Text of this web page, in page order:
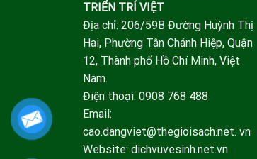
TRIỂN TRÍ VIỆT
Địa chỉ: 206/59B Đường Huỳnh Thị
Hai, Phường Tân Chánh Hiệp, Quận
12, Thành phố Hồ Chí Minh, Việt
Nam.
Điện thoại: 0908 768 488
Email:
cao.dangviet@thegioisach.net. vn
Website: dichvuvesinh.net.vn